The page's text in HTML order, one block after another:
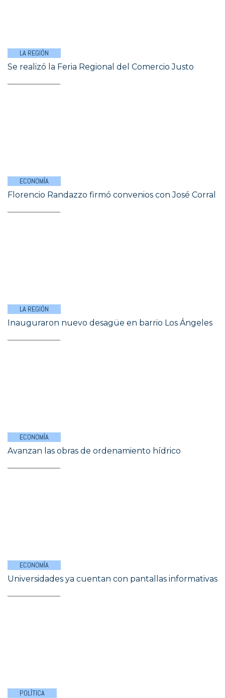
LA REGIÓN
Se realizó la Feria Regional del Comercio Justo
ECONOMÍA
Florencio Randazzo firmó convenios con José Corral
LA REGIÓN
Inauguraron nuevo desagüe en barrio Los Ángeles
ECONOMÍA
Avanzan las obras de ordenamiento hídrico
ECONOMÍA
Universidades ya cuentan con pantallas informativas
POLÍTICA